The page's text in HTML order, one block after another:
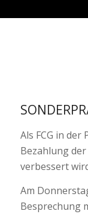
Als FCG in
Bezahlung
verbessert
Am
Besprechung